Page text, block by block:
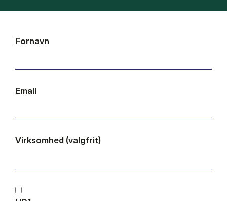
Fornavn
Email
Virksomhed (valgfrit)